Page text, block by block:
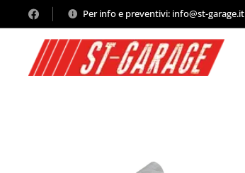
Per info e preventivi: info@st-garage.it